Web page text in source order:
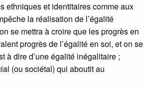
ethniques et identitaires comme aux
la réalisation de l’égalité
se mettra à croire que les progrès en
progrès de l’égalité en soi, et on se
à dire d’une égalité inégalitaire ;
(ou sociétal) qui aboutit au